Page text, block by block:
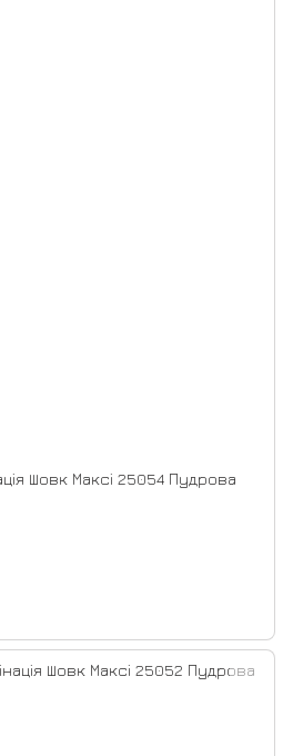
Шовк Максі 25054 Пудрова